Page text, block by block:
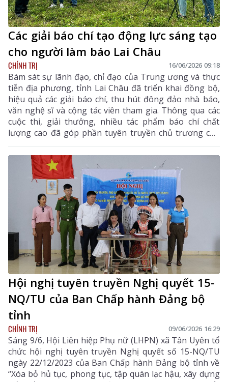
Các giải báo chí tạo động lực sáng tạo
cho người làm báo Lai Châu
CHÍNH TRỊ 16/06/2026 09:18
Bám sát sự lãnh đạo, chỉ đạo của Trung ương và thực
tiễn địa phương, tỉnh Lai Châu đã triển khai đồng bộ,
hiệu quả các giải báo chí, thu hút đông đảo nhà báo,
văn nghệ sĩ và cộng tác viên tham gia. Thông qua các
cuộc thi, giải thưởng, nhiều tác phẩm báo chí chất
lượng cao đã góp phần tuyên truyền chủ trương của
Đảng, chính sách pháp luật của Nhà nước, quảng bá
hình ảnh đất và người Lai Châu; lan tỏa những giá trị
tốt đẹp trong đời sống xã hội.
Hội nghị tuyên truyền Nghị quyết 15-
NQ/TU của Ban Chấp hành Đảng bộ
tỉnh
CHÍNH TRỊ 09/06/2026 16:29
Sáng 9/6, Hội Liên hiệp Phụ nữ (LHPN) xã Tân Uyên tổ
chức hội nghị tuyên truyền Nghị quyết số 15-NQ/TU
ngày 22/12/2023 của Ban Chấp hành Đảng bộ tỉnh về
“Xóa bỏ hủ tục, phong tục, tập quán lạc hậu, xây dựng